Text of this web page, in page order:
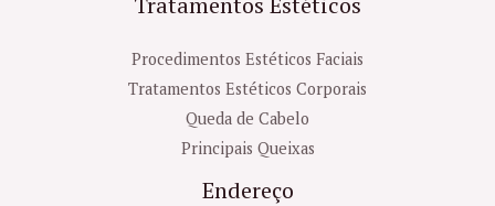
Procedimentos Estéticos Faciais
Tratamentos Estéticos Corporais
Queda de Cabelo
Principais Queixas
Endereço